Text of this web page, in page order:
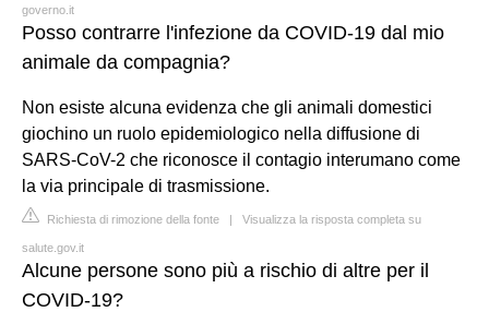
governo.it
Posso contrarre l'infezione da COVID-19 dal mio
animale da compagnia?
Non esiste alcuna evidenza che gli animali domestici
giochino un ruolo epidemiologico nella diffusione di
SARS-CoV-2 che riconosce il contagio interumano come
la via principale di trasmissione.
Richiesta di rimozione della fonte | Visualizza la risposta completa su
salute.gov.it
Alcune persone sono più a rischio di altre per il
COVID-19?